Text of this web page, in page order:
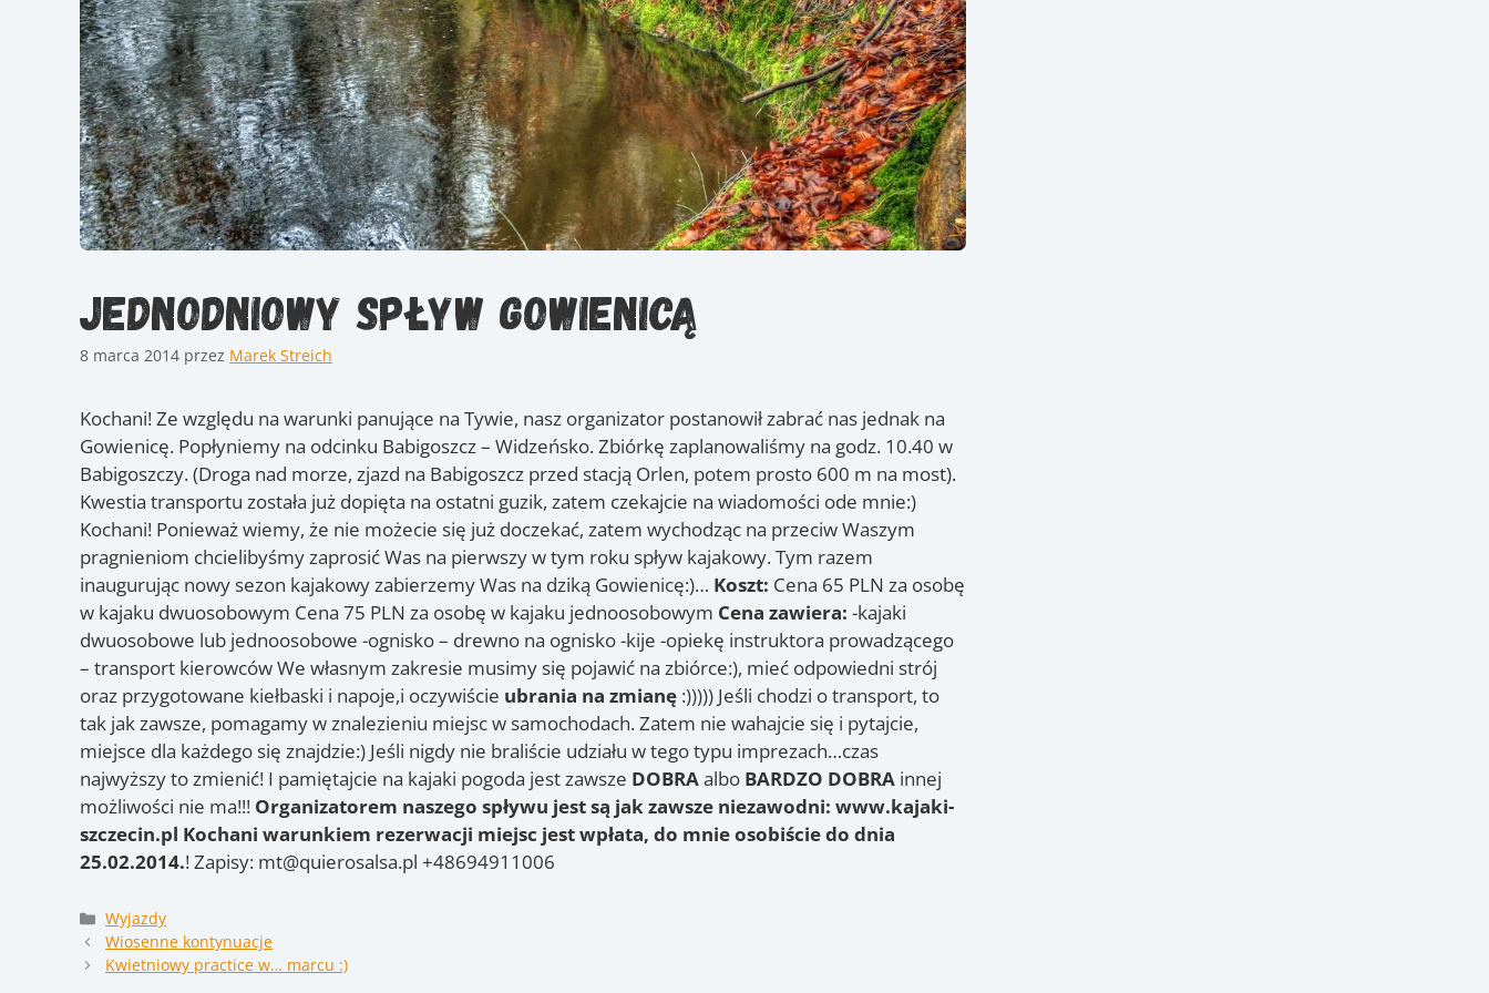
Jednodniowy spływ Gowienicą
8 marca 2014 przez Marek Streich
Kochani! Ze względu na warunki panujące na Tywie, nasz organizator postanowił zabrać nas jednak na
Gowienicę. Popłyniemy na odcinku Babigoszcz – Widzeńsko. Zbiórkę zaplanowaliśmy na godz. 10.40 w
Babigoszczy.(Droga nad morze, zjazd na Babigoszcz przed stacją Orlen, potem prosto 600 m na most).
Kwestia transportu została już dopięta na ostatni guzik, zatem czekajcie na wiadomości ode mnie:)
Kochani! Ponieważ wiemy, że nie możecie się już doczekać, zatem wychodząc na przeciw Waszym
pragnieniom chcielibyśmy zaprosić Was na pierwszy w tym roku spływ kajakowy. Tym razem
inaugurując nowy sezon kajakowy zabierzemy Was na dziką Gowienicę:)… Koszt: Cena 65 PLN za osobę
w kajaku dwuosobowym Cena 75 PLN za osobę w kajaku jednoosobowym Cena zawiera: -kajaki
dwuosobowe lub jednoosobowe -ognisko – drewno na ognisko -kije -opiekę instruktora prowadzącego
– transport kierowców We własnym zakresie musimy się pojawić na zbiórce:), mieć odpowiedni strój
oraz przygotowane kiełbaski i napoje,i oczywiście ubrania na zmianę :))))) Jeśli chodzi o transport, to
tak jak zawsze, pomagamy w znalezieniu miejsc w samochodach. Zatem nie wahajcie się i pytajcie,
miejsce dla każdego się znajdzie:) Jeśli nigdy nie braliście udziału w tego typu imprezach…czas
najwyższy to zmienić! I pamiętajcie na kajaki pogoda jest zawsze DOBRAalbo BARDZO DOBRA innej
możliwości nie ma!!! Organizatorem naszego spływu jest są jak zawsze niezawodni: www.kajaki-
szczecin.pl Kochani warunkiem rezerwacji miejsc jest wpłata, do mnie osobiście do dnia
25.02.2014.! Zapisy: mt@quierosalsa.pl +48694911006
Kategorie
Wyjazdy
Wiosenne kontynuacje
Kwietniowy practice w… marcu :)